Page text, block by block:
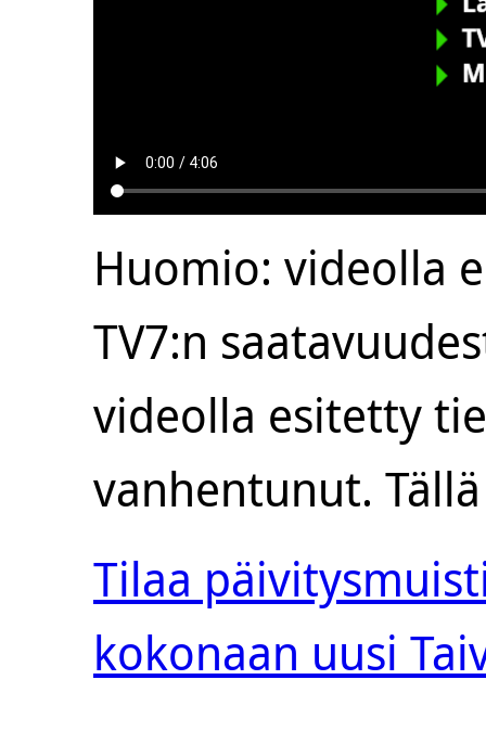
Huomio: videolla
TV7:n
videolla esitetty
vanhentunut.
Tilaa
kokonaan uusi